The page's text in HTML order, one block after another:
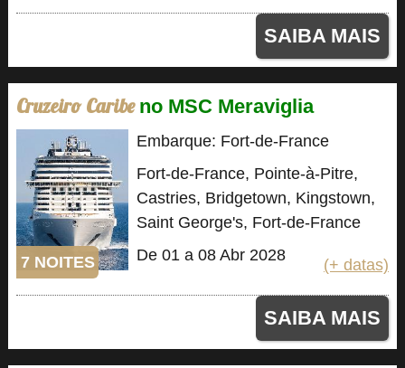
SAIBA MAIS
Cruzeiro Caribe no MSC Meraviglia
7 NOITES
Embarque: Fort-de-France
Fort-de-France, Pointe-à-Pitre,
Castries, Bridgetown, Kingstown,
Saint George's, Fort-de-France
De 01 a 08 Abr 2028
(+ datas)
SAIBA MAIS